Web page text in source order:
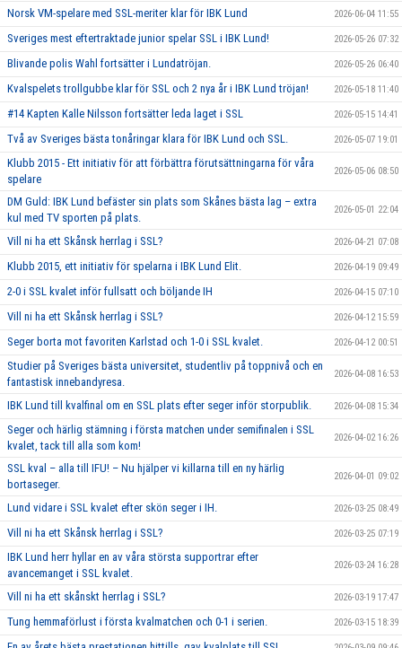
Norsk VM-spelare med SSL-meriter klar för IBK Lund 2026-06-04 11:55
Sveriges mest eftertraktade junior spelar SSL i IBK Lund! 2026-05-26 07:32
Blivande polis Wahl fortsätter i Lundatröjan. 2026-05-26 06:40
Kvalspelets trollgubbe klar för SSL och 2 nya år i IBK Lund tröjan! 2026-05-18 11:40
#14 Kapten Kalle Nilsson fortsätter leda laget i SSL 2026-05-15 14:41
Två av Sveriges bästa tonåringar klara för IBK Lund och SSL. 2026-05-07 19:01
Klubb 2015 - Ett initiativ för att förbättra förutsättningarna för våra
spelare
2026-05-06 08:50
DM Guld: IBK Lund befäster sin plats som Skånes bästa lag – extra
kul med TV sporten på plats.
2026-05-01 22:04
Vill ni ha ett Skånsk herrlag i SSL? 2026-04-21 07:08
Klubb 2015, ett initiativ för spelarna i IBK Lund Elit. 2026-04-19 09:49
2-0 i SSL kvalet inför fullsatt och böljande IH 2026-04-15 07:10
Vill ni ha ett Skånsk herrlag i SSL? 2026-04-12 15:59
Seger borta mot favoriten Karlstad och 1-0 i SSL kvalet. 2026-04-12 00:51
Studier på Sveriges bästa universitet, studentliv på toppnivå och en
fantastisk innebandyresa.
2026-04-08 16:53
IBK Lund till kvalfinal om en SSL plats efter seger inför storpublik. 2026-04-08 15:34
Seger och härlig stämning i första matchen under semifinalen i SSL
kvalet, tack till alla som kom!
2026-04-02 16:26
SSL kval – alla till IFU! – Nu hjälper vi killarna till en ny härlig
bortaseger.
2026-04-01 09:02
Lund vidare i SSL kvalet efter skön seger i IH. 2026-03-25 08:49
Vill ni ha ett Skånsk herrlag i SSL? 2026-03-25 07:19
IBK Lund herr hyllar en av våra största supportrar efter
avancemanget i SSL kvalet.
2026-03-24 16:28
Vill ni ha ett skånskt herrlag i SSL? 2026-03-19 17:47
Tung hemmaförlust i första kvalmatchen och 0-1 i serien. 2026-03-15 18:39